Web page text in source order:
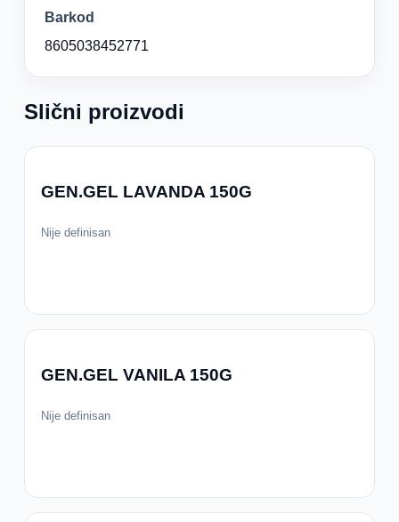
Barkod
8605038452771
Slični proizvodi
GEN.GEL LAVANDA 150G
Nije definisan
GEN.GEL VANILA 150G
Nije definisan